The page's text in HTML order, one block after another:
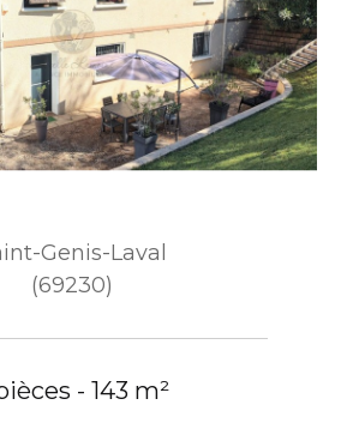
Genis-Laval
(69230)
- 143 m²